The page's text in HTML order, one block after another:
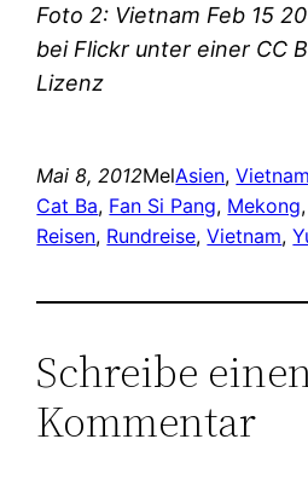
Foto 2: Vietnam Feb 15
bei Flickr unter einer CC
Lizenz
Mai 8, 2012MelAsien, Vietnam
Cat Ba, Fan Si Pang, Mekong,
Reisen, Rundreise, Vietnam,
Schreibe
Kommentar